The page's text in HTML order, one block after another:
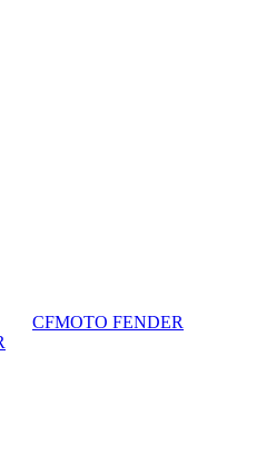
CFMOTO FENDER